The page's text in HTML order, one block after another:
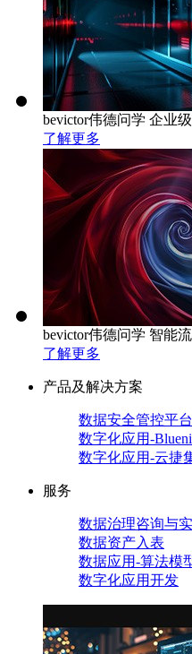
bevictor伟德问学 企业
了解更多
bevictor伟德问学 智能
了解更多
产品及解决方案
数据安全管控平台
数字化应用-
数字化应用-云捷
服务
数据治理咨询与
数据资产入表
数据应用-算法模
数字化应用开发